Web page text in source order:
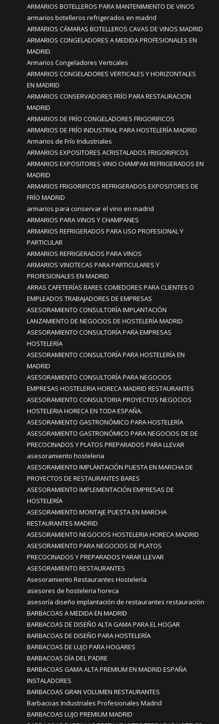
ARMARIOS BOTELLEROS PARA MANTENIMIENTO DE VINOS
armarios botelleros refrigerados en madrid
ARMARIOS CÁMARAS BOTELLEROS CAVAS DE VINOS MADRID
ARMARIOS CONGELADORES A MEDIDA PROFESIONALES EN
MADRID.
Armarios Congeladores Verticales
ARMARIOS CONGELADORES VERTICALES Y HORIZONTALES
EN MADRID
ARMARIOS CONSERVADORES FRÍO PARA RESTAURACION
MADRID
ARMARIOS DE FRÍO CONGELADORES FRIGORIFICOS
ARMARIOS DE FRÍO INDUSTRIAL PARA HOSTELERÍA MADRID
Armarios de Frío Industriales
ARMARIOS EXPOSITORES ACRISTALADOS FRIGORIFICOS
ARMARIOS EXPOSITORES VINO CHAMPAN REFRIGERADOS EN
MADRID
ARMARIOS FRIGORIFICOS REFRIGERADOS EXPOSITORES DE
FRÍO MADRID
armarios para conservar el vino en madrid
ARMARIOS PARA VINOS Y CHAMPANES
ARMARIOS REFRIGERADOS PARA USO PROFESIONAL Y
PARTICULAR
ARMARIOS REFRIGERADOS PARA VINOS
ARMARIOS VINOTECAS PARA PARTICULARES Y
PROFESIONALES EN MADRID
ARRAS CAFETERÍAS BARES COMEDORES PARA CLIENTES O
EMPLEADOS TRABAJADORES DE EMPRESAS
ASESORAMIENTO CONSULTORÍA IMPLANTACIÓN
LANZAMIENTO DE NEGOCIOS DE HOSTELERÍA MADRID
ASESORAMIENTO CONSULTORÍA PARA EMPRESAS
HOSTELERÍA
ASESORAMIENTO CONSULTORÍA PARA HOSTELERÍA EN
MADRID
ASESORAMIENTO CONSULTORÍA PARA NEGOCIOS
EMPRESAS HOSTELERIA HORECA MADRID RESTAURANTES
ASESORAMIENTO CONSULTORIA PROYECTOS NEGOCIOS
HOSTELERIA HORECA EN TODA ESPAÑA.
ASESORAMIENTO GASTRONÓMICO PARA HOSTELERÍA
ASESORAMIENTO GASTRONÓMICO PARA NEGOCIOS DE DE
PRECOCINADOS Y PLATOS PREPARADOS PARA LLEVAR
asesoramiento hosteleria
ASESORAMIENTO IMPLANTACIÓN PUESTA EN MARCHA DE
PROYECTOS DE RESTAURANTES BARES
ASESORAMIENTO IMPLEMENTACIÓN EMPRESAS DE
HOSTELERÍA
ASESORAMIENTO MONTAJE PUESTA EN MARCHA
RESTAURANTES MADRID
ASESORAMIENTO NEGOCIOS HOSTELERIA HORECA MADRID
ASESORAMIENTO PARA NEGOCIOS DE PLATOS
PRECOCINADOS Y PREPARADOS PARAR LLEVAR
ASESORAMIENTO RESTAURANTES
Asesoramiento Restaurantes Hostelería
asesores de hosteleria horeca
asesoría diseño implantación de restaurantes restauración
BARBACOAS A MEDIDA EN MADRID
BARBACOAS DE DISEÑO ALTA GAMA PARA EL HOGAR
BARBACOAS DE DISEÑO PARA HOSTELERÍA
BARBACOAS DE LUJO PARA HOGARES
BARBACOAS DÍA DEL PADRE
BARBACOAS GAMA ALTA PREMIUM EN MADRID ESPAÑA
INSTALADORES
BARBACOAS GRAN VOLUMEN RESTAURANTES
Barbacoas Industriales Profesionales Madrid
BARBACOAS LUJO PREMIUM MADRID